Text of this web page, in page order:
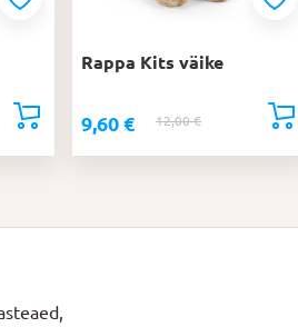
Rappa Kits väike
12,00€Algne
9,60 €
Praegune